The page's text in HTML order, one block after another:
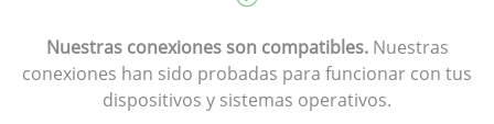
Nuestras conexiones son compatibles.Nuestras
conexiones han sido probadas para funcionar con tus
dispositivos y sistemas operativos.